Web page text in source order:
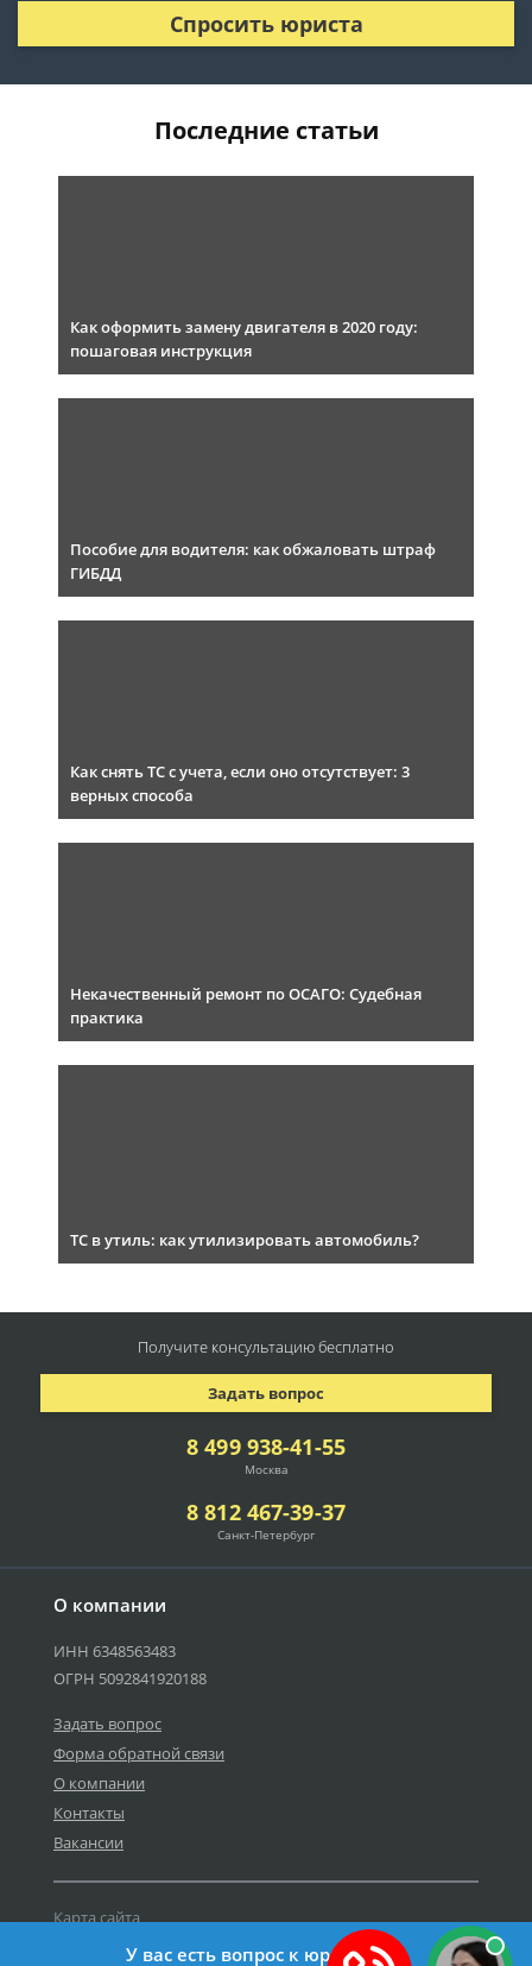
Спросить юриста
Последние статьи
Как оформить замену двигателя в 2020 году:
пошаговая инструкция
Пособие для водителя: как обжаловать штраф
ГИБДД
Как снять ТС с учета, если оно отсутствует: 3
верных способа
Некачественный ремонт по ОСАГО: Судебная
практика
ТС в утиль: как утилизировать автомобиль?
О компании
ИНН 6348563483
ОГРН 5092841920188
Задать вопрос
Форма обратной связи
О компании
Контакты
Вакансии
Карта сайта
Политика персональных данных
8 499 938-41-55
Москва
8 812 467-39-37
Санкт-Петербург
Задать вопрос
Получите консультациюбесплатно
У вас есть вопрос к юристу?